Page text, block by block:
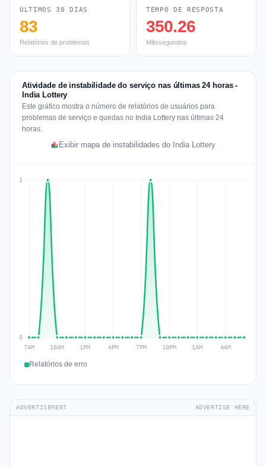
ÚLTIMOS 30 DIAS
83
Relatórios de problemas
TEMPO DE RESPOSTA
350.26
Milissegundos
Atividade de instabilidade do serviço nas últimas 24 horas -
India Lottery
Este gráfico mostra o número de relatórios de usuários para
problemas de serviço e quedas no India Lottery nas últimas 24
horas.
Exibir mapa de instabilidades do India Lottery
Relatórios de erro
ADVERTISEMENT ADVERTISE HERE